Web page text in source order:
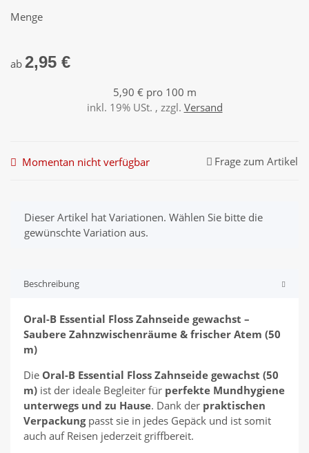
Menge
ab 2,95 €
5,90 € pro 100 m
inkl. 19% USt. , zzgl. Versand
Momentan nicht verfügbar Frage zum Artikel
x
Dieser Artikel hat Variationen. Wählen Sie bitte die
gewünschte Variation aus.
Beschreibung
Oral-B Essential Floss Zahnseide gewachst –
Saubere Zahnzwischenräume & frischer Atem (50
m)
Die Oral-B Essential Floss Zahnseide gewachst (50
m)ist der ideale Begleiter für perfekte Mundhygiene
unterwegs und zu Hause. Dank der praktischen
Verpackungpasst sie in jedes Gepäck und ist somit
auch auf Reisen jederzeit griffbereit.